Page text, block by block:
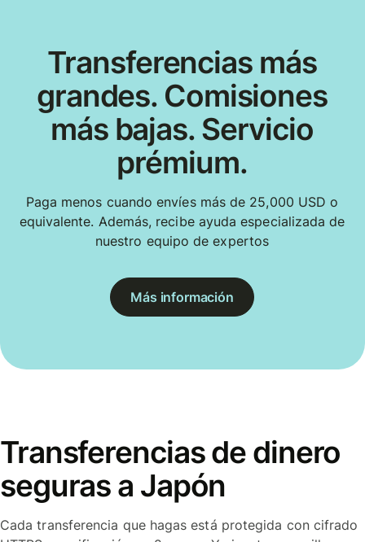
Transferencias más
grandes. Comisiones
más bajas. Servicio
prémium.
Paga menos cuando envíes más de 25,000 USD o
equivalente. Además, recibe ayuda especializada de
nuestro equipo de expertos
Más información
Transferencias de dinero
seguras a Japón
Cada transferencia que hagas está protegida con cifrado